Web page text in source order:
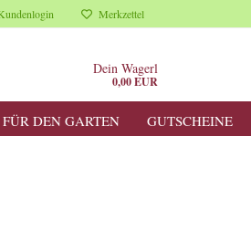
Merkzettel
Dein Wagerl
0,00 EUR
FÜR DEN GARTEN GUTSCHEINE